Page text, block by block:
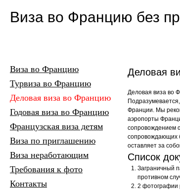
Виза во Францию без
Виза во Францию
Турвиза во Францию
Деловая виза во Францию
Годовая виза во Францию
Французская виза детям
Виза по приглашению
Виза неработающим
Требования к фото
Контакты
Деловая
Деловая виза во
Франции. Мы
аэропорты
сопровождением
сопровождающих
оставляет за
Список
Заграничный
противном
2 фотографии